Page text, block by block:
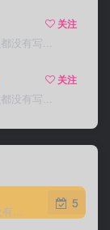
关注
没有写...
关注
没有写...
这家伙很懒，什么都没有写...
5
关注
没有写...
关注
没有写...
这家伙很懒，什么都没有写...
5